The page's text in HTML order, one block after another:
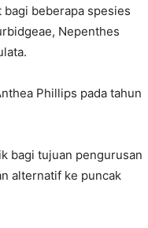
bagi beberapa spesies
Nepenthes
Phillips pada tahun
bagi tujuan pengurusan
alternatif ke puncak